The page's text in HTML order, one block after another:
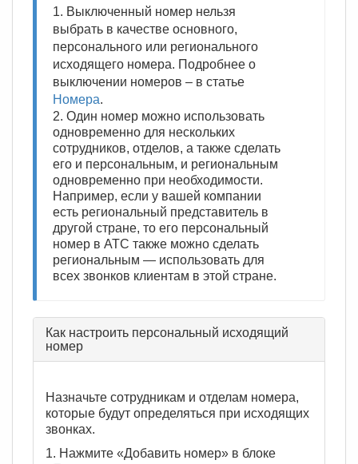
1. Выключенный номер нельзя
выбрать в качестве основного,
персонального или регионального
исходящего номера. Подробнее о
выключении номеров – в статье
Номера.
2. Один номер можно использовать
одновременно для нескольких
сотрудников, отделов, а также сделать
его и персональным, и региональным
одновременно при необходимости.
Например, если у вашей компании
есть региональный представитель в
другой стране, то его персональный
номер в АТС также можно сделать
региональным — использовать для
всех звонков клиентам в этой стране.
Как настроить персональный исходящий
номер
Назначьте сотрудникам и отделам номера,
которые будут определяться при исходящих
звонках.
1. Нажмите «Добавить номер» в блоке